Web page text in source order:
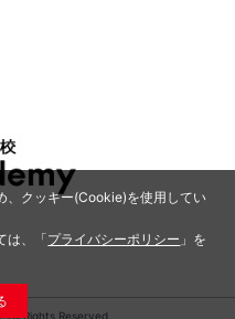
、クッキー(Cookie)を使用してい
は、「プライバシーポリシー 」を
Rights Reserved.